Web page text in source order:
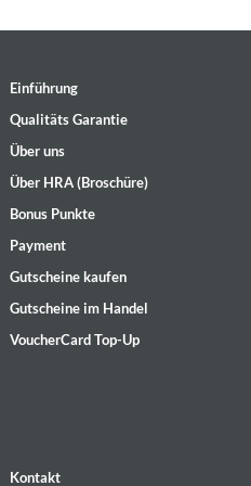
Einführung
Qualitäts Garantie
Über uns
Über HRA (Broschüre)
Bonus Punkte
Payment
Gutscheine kaufen
Gutscheine im Handel
VoucherCard Top-Up
Kontakt